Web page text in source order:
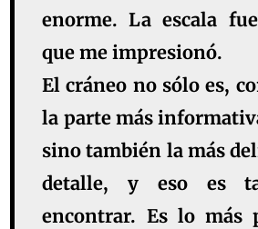
enorme. La escala
que me impresionó.
El cráneo no sólo es,
la parte más
sino también la más
detalle, y eso es
encontrar. Es lo más